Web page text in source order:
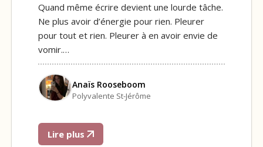
Quand même écrire devient une lourde tâche.
Ne plus avoir d’énergie pour rien. Pleurer
pour tout et rien. Pleurer à en avoir envie de
vomir.…
Anaïs Rooseboom
Polyvalente St-Jérôme
Lire plus